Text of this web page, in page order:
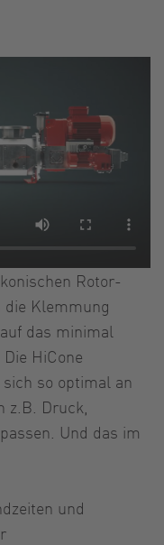
Rotor-
Klemmung
das minimal
HiCone
so optimal an
z.B. Druck,
Und das im
und